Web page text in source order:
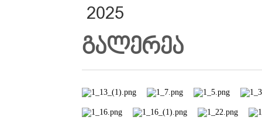
2025
ᲒᲐᲚᲔᲠᲔᲐ